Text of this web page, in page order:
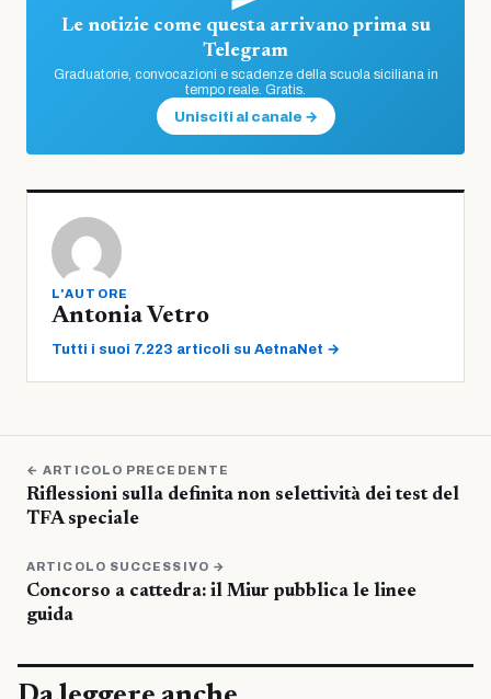
Le notizie come questa arrivano prima su
Telegram
Graduatorie, convocazioni e scadenze della scuola siciliana in
tempo reale. Gratis.
Unisciti al canale →
L'AUTORE
Antonia Vetro
Tutti i suoi 7.223 articoli su AetnaNet →
← ARTICOLO PRECEDENTE
Riflessioni sulla definita non selettività dei test del
TFA speciale
ARTICOLO SUCCESSIVO →
Concorso a cattedra: il Miur pubblica le linee
guida